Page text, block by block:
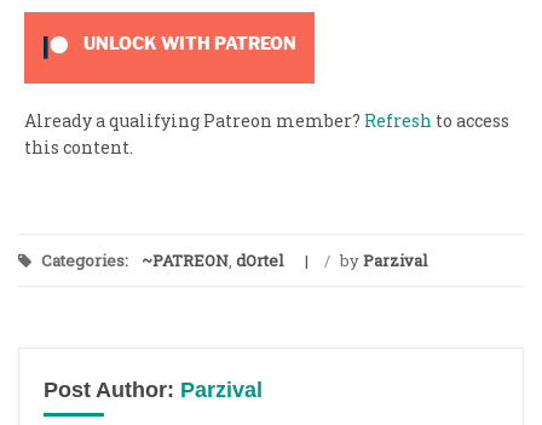
UNLOCK WITH PATREON
Already a qualifying Patreon member? Refresh to access
this content.
Categories: ~PATREON, dOrtel / byParzival
Post Author: Parzival